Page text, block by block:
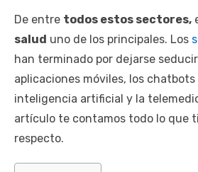
De entre todos estos sectores,
salud uno de los principales. Los
han terminado por dejarse
aplicaciones móviles, los chatbots
inteligencia artificial y la
artículo te contamos todo lo que
respecto.